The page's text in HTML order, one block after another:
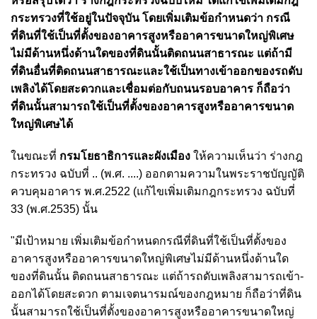
กระทรวงที่ใช้อยู่ในปัจจุบัน โดยเพิ่มเติมข้อกำหนดว่า กรณี
ที่ดินที่ใช้เป็นที่ตั้งของอาคารสูงหรืออาคารขนาดใหญ่พิเศษ
ไม่มีด้านหนึ่งด้านใดของที่ดินนั้นติดถนนสาธารณะ แต่ถ้ามี
ที่ดินอื่นที่ติดถนนสาธารณะและใช้เป็นทางเข้าออกของรถดับ
เพลิงได้โดยสะดวกและเชื่อมต่อกับถนนรอบอาคาร ก็ถือว่า
ที่ดินนั้นสามารถใช้เป็นที่ตั้งของอาคารสูงหรืออาคารขนาด
ใหญ่พิเศษได้
ในขณะที่ กรมโยธาธิการและผังเมือง ให้ความเห็นว่า ร่างกฎ
กระทรวง ฉบับที่ .. (พ.ศ. ....) ออกตามความในพระราชบัญญัติ
ควบคุมอาคาร พ.ศ.2522 (แก้ไขเพิ่มเติมกฎกระทรวง ฉบับที่
33 (พ.ศ.2535) นั้น
"มีเป้าหมาย เพิ่มเติมข้อกำหนดกรณีที่ดินที่ใช้เป็นที่ตั้งของ
อาคารสูงหรืออาคารขนาดใหญ่พิเศษไม่มีด้านหนึ่งด้านใด
ของที่ดินนั้น ติดถนนสาธารณะ แต่ถ้ารถดับเพลิงสามารถเข้า-
ออกได้โดยสะดวก ตามเจตนารมณ์ของกฎหมาย ก็ถือว่าที่ดิน
นั้นสามารถใช้เป็นที่ตั้งของอาคารสูงหรืออาคารขนาดใหญ่